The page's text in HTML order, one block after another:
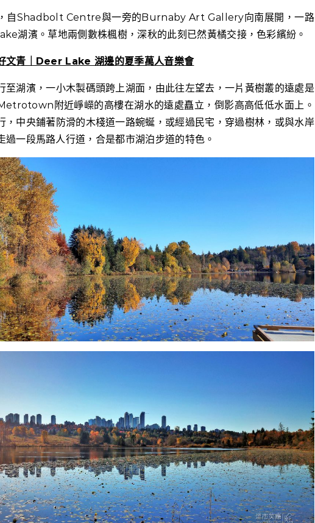
自Shadbolt Centre與一旁的Burnaby Art Gallery向南展開，一路
湖濱。草地兩側數株楓樹，深秋的此刻已然黃橘交接，色彩繽紛。
文青｜Deer Lake 湖邊的夏季萬人音樂會
至湖濱，一小木製碼頭跨上湖面，由此往左望去，一片黃樹叢的遠處是
附近崢嶸的高樓在湖水的遠處矗立，倒影高高低低水面上。
，中央鋪著防滑的木棧道一路蜿蜒，或經過民宅，穿過樹林，或與水岸
過一段馬路人行道，合是都市湖泊步道的特色。